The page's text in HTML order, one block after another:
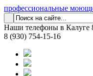
профессиональные
Наши телефоны в Калуге
8 (930) 754-15-16